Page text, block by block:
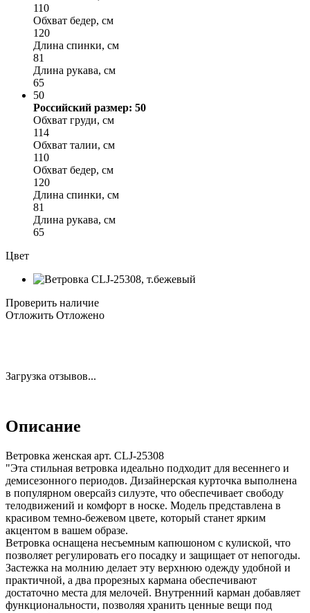
110
Обхват бедер, см
120
Длина спинки, см
81
Длина рукава, см
65
50
Российский размер: 50
Обхват груди, см
114
Обхват талии, см
110
Обхват бедер, см
120
Длина спинки, см
81
Длина рукава, см
65
Цвет
Проверить наличие
Отложить Отложено
Загрузка отзывов...
Описание
Ветровка женская арт. CLJ-25308
"Эта стильная ветровка идеально подходит для весеннего и
демисезонного периодов. Дизайнерская курточка выполнена
в популярном оверсайз силуэте, что обеспечивает свободу
телодвижений и комфорт в носке. Модель представлена в
красивом темно-бежевом цвете, который станет ярким
акцентом в вашем образе.
Ветровка оснащена несъемным капюшоном с кулиской, что
позволяет регулировать его посадку и защищает от непогоды.
Застежка на молнию делает эту верхнюю одежду удобной и
практичной, а два прорезных кармана обеспечивают
достаточно места для мелочей. Внутренний карман добавляет
функциональности, позволяя хранить ценные вещи под